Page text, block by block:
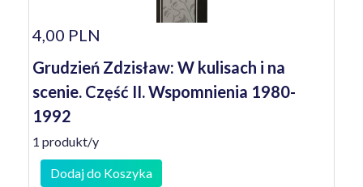
4,00 PLN
Grudzień Zdzisław: W kulisach i na
scenie. Część II. Wspomnienia 1980-
1992
1 produkt/y
Dodaj do Koszyka